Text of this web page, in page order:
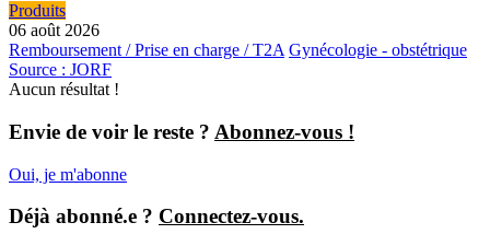
Produits
06 août 2026
Remboursement / Prise en charge / T2A Gynécologie - obstétrique
Source : JORF
Aucun résultat !
Envie de voir le reste ? Abonnez-vous !
Oui, je m'abonne
Déjà abonné.e ? Connectez-vous.